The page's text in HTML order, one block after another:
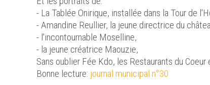
- La Tablée Onirique, installée dans la Tour de
- Amandine Reullier, la jeune directrice du
- l'incontournable Moselline,
- la jeune créatrice Maouzie,
Sans oublier Fée Kdo, les Restaurants du
Bonne lecture: journal municipal n°30